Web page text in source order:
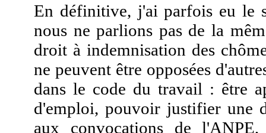
En définitive, j'ai parfois eu le
nous ne parlions pas de la
droit à indemnisation des
ne peuvent être opposées
dans le code du travail : être
d'emploi, pouvoir justifier une
aux convocations de